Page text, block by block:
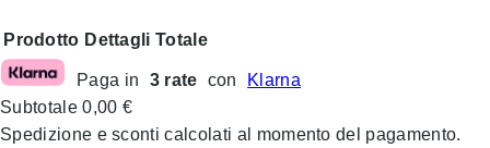
Prodotti
nel
Prodotto Dettagli Totale
Paga in 3 rate con
Klarna
Subtotale0,00 €
Spedizione e sconti calcolati al momento del pagamento.